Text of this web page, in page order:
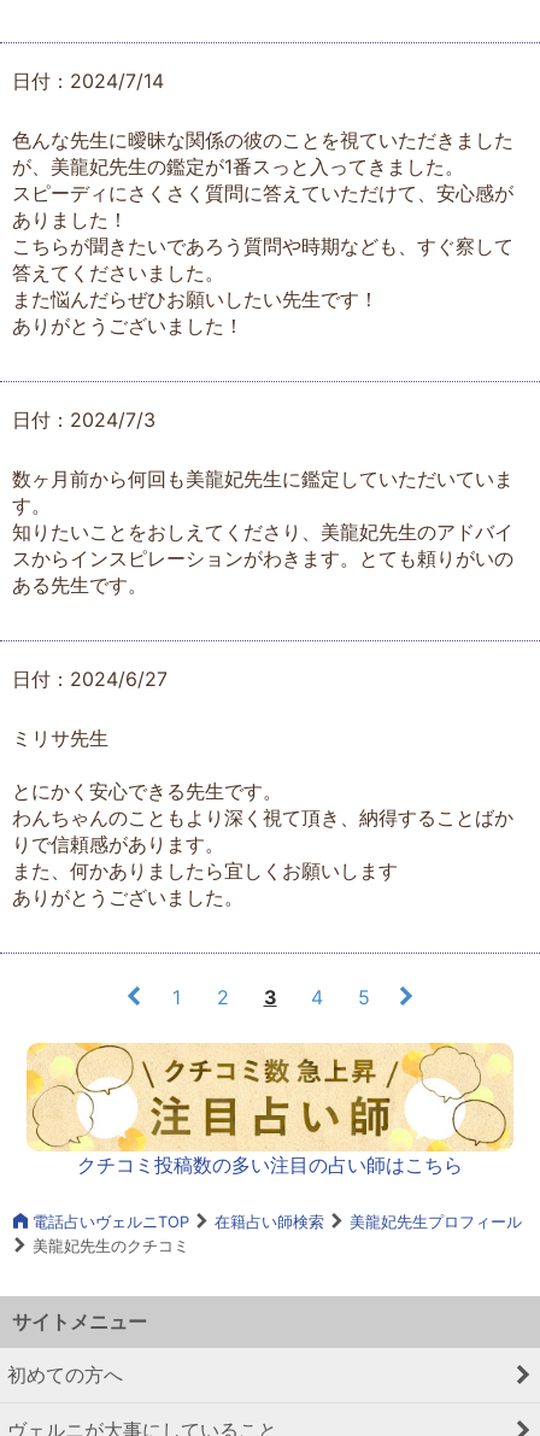
日付：2024/7/14
色んな先生に曖昧な関係の彼のことを視ていただきました
が、美龍妃先生の鑑定が1番スっと入ってきました。
スピーディにさくさく質問に答えていただけて、安心感が
ありました！
こちらが聞きたいであろう質問や時期なども、すぐ察して
答えてくださいました。
また悩んだらぜひお願いしたい先生です！
ありがとうございました！
日付：2024/7/3
数ヶ月前から何回も美龍妃先生に鑑定していただいていま
す。
知りたいことをおしえてくださり、美龍妃先生のアドバイ
スからインスピレーションがわきます。とても頼りがいの
ある先生です。
日付：2024/6/27
ミリサ先生
とにかく安心できる先生です。
わんちゃんのこともより深く視て頂き、納得することばか
りで信頼感があります。
また、何かありましたら宜しくお願いします
ありがとうございました。
1 2 3 4 5
クチコミ投稿数の多い注目の占い師はこちら
電話占いヴェルニTOP 在籍占い師検索
美龍妃先生プロフィール
美龍妃先生のクチコミ
サイトメニュー
初めての方へ
ヴェルニが大事にしていること